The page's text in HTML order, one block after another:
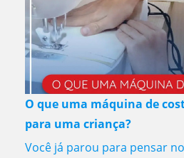
O que uma máquina de
para uma criança?
Você já parou para pensar